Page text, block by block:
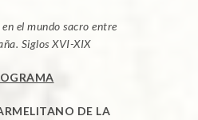
el mundo sacro entre
Siglos XVI-XIX
DE LA